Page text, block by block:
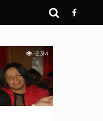
2.3M